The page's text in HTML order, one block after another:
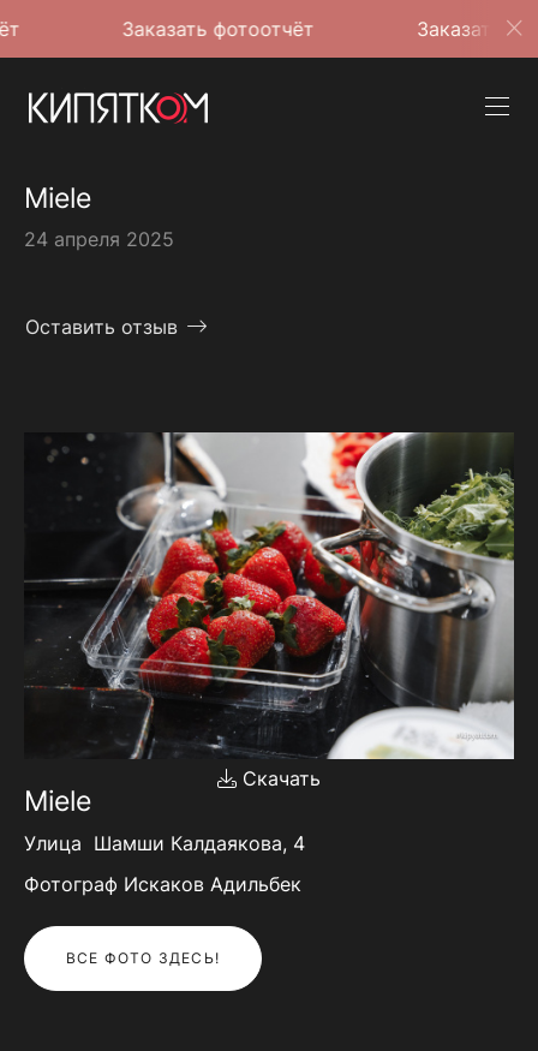
Заказать фотоотчёт Заказать фотоотчёт
Miele
24 апреля 2025
Оставить отзыв
Скачать
Miele
Улица Шамши Калдаякова, 4
Фотограф Искаков Адильбек
ВСЕ ФОТО ЗДЕСЬ!